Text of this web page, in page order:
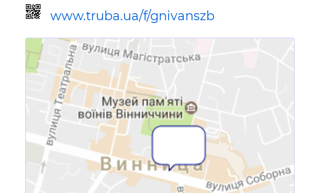
www.truba.ua/f/gnivanszb
Ссылка для мобильных устройств